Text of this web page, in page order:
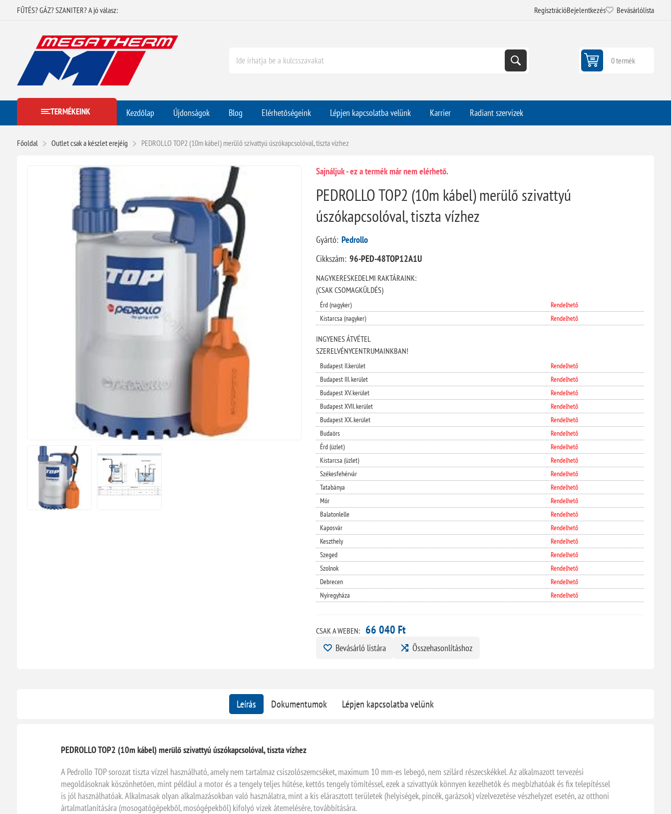
FŰTÉS? GÁZ? SZANITER? A jó válasz: RegisztrációBejelentkezés Bevásárlólista
0 termék
TERMÉKEINK Kezdőlap Újdonságok Blog Elérhetőségeink Lépjen kapcsolatba velünk Karrier Radiant szervizek
Főoldal Outlet csak a készlet erejéig PEDROLLO TOP2 (10m kábel) merülő szivattyú úszókapcsolóval, tiszta vízhez
Sajnáljuk - ez a termék már nem elérhető.
PEDROLLO TOP2 (10m kábel) merülő szivattyú
úszókapcsolóval, tiszta vízhez
Gyártó: Pedrollo
Cikkszám: 96-PED-48TOP12A1U
NAGYKERESKEDELMI RAKTÁRAINK:
(CSAK CSOMAGKÜLDÉS)
Érd (nagyker)
Rendelhető
Kistarcsa (nagyker)
Rendelhető
INGYENES ÁTVÉTEL
SZERELVÉNYCENTRUMAINKBAN!
Budapest II.kerület
Rendelhető
Budapest III. kerület
Rendelhető
Budapest XV. kerület
Rendelhető
Budapest XVII. kerület
Rendelhető
Budapest XX. kerület
Rendelhető
Budaörs
Rendelhető
Érd (üzlet)
Rendelhető
Kistarcsa (üzlet)
Rendelhető
Székesfehérvár
Rendelhető
Tatabánya
Rendelhető
Mór
Rendelhető
Balatonlelle
Rendelhető
Kaposvár
Rendelhető
Keszthely
Rendelhető
Szeged
Rendelhető
Szolnok
Rendelhető
Debrecen
Rendelhető
Nyíregyháza
Rendelhető
CSAK A WEBEN: 66 040 Ft
Bevásárló listára Összehasonlításhoz
Leírás Dokumentumok Lépjen kapcsolatba velünk
PEDROLLO TOP2 (10m kábel) merülő szivattyú úszókapcsolóval, tiszta vízhez
A Pedrollo TOP sorozat tiszta vízzel használható, amely nem tartalmaz csiszolószemcséket, maximum 10 mm-es lebegő, nem szilárd részecskékkel. Az alkalmazott tervezési
megoldásoknak köszönhetően, mint például a motor és a tengely teljes hűtése, kettős tengely tömítéssel, ezek a szivattyúk könnyen kezelhetők és megbízhatóak és fix telepítéssel
is jól használhatóak. Alkalmasak olyan alkalmazásokban való használatra, mint a kis elárasztott területek (helyiségek, pincék, garázsok) vízelvezetése vészhelyzet esetén, az otthoni
ártalmatlanítására (mosogatógépekből, mosógépekből) kifolyó vizek átemelésére, továbbítására.